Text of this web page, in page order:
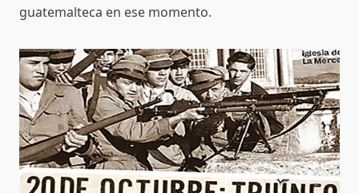
guatemalteca en ese momento.